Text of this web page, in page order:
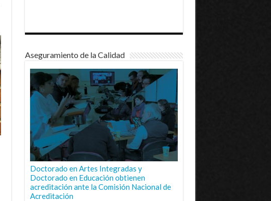
Aseguramiento de la Calidad
Doctorado en Artes Integradas y
Doctorado en Educación obtienen
acreditación ante la Comisión Nacional de
Acreditación